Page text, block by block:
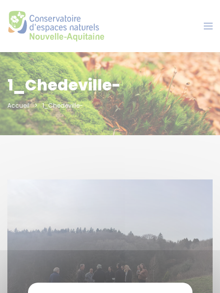
1_Chedeville-
Accueil 1_Chedeville-